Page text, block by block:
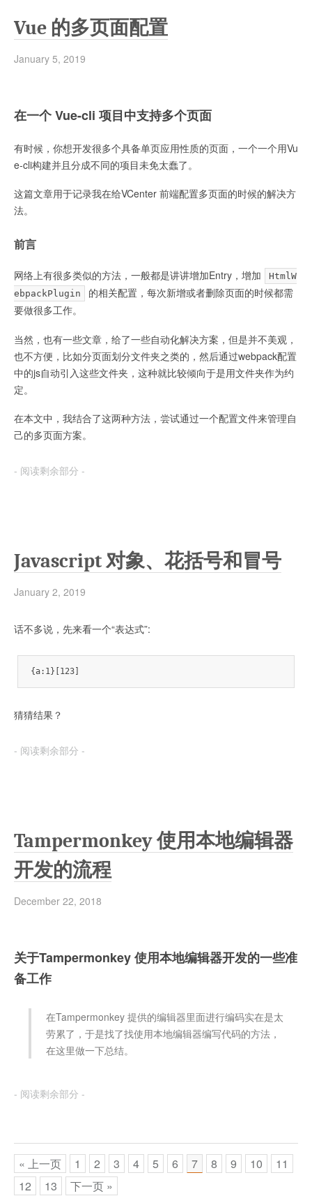
Vue 的多页面配置
January 5, 2019
在一个 Vue-cli 项目中支持多个页面
有时候，你想开发很多个具备单页应用性质的页面，一个一个用Vu
e-cli构建并且分成不同的项目未免太蠢了。
这篇文章用于记录我在给VCenter 前端配置多页面的时候的解决方
法。
前言
网络上有很多类似的方法，一般都是讲讲增加Entry，增加
HtmlW
ebpackPlugin
的相关配置，每次新增或者删除页面的时候都需
要做很多工作。
当然，也有一些文章，给了一些自动化解决方案，但是并不美观，
也不方便，比如分页面划分文件夹之类的，然后通过webpack配置
中的js自动引入这些文件夹，这种就比较倾向于是用文件夹作为约
定。
在本文中，我结合了这两种方法，尝试通过一个配置文件来管理自
己的多页面方案。
- 阅读剩余部分 -
Javascript 对象、花括号和冒号
January 2, 2019
话不多说，先来看一个“表达式”:
{a:1}[123]
猜猜结果？
- 阅读剩余部分 -
Tampermonkey 使用本地编辑器
开发的流程
December 22, 2018
关于Tampermonkey 使用本地编辑器开发的一些准
备工作
在Tampermonkey 提供的编辑器里面进行编码实在是太
劳累了，于是找了找使用本地编辑器编写代码的方法，
在这里做一下总结。
- 阅读剩余部分 -
« 上一页 1 2 3 4 5 6 7 8 9 10
11
12
13 下一页 »